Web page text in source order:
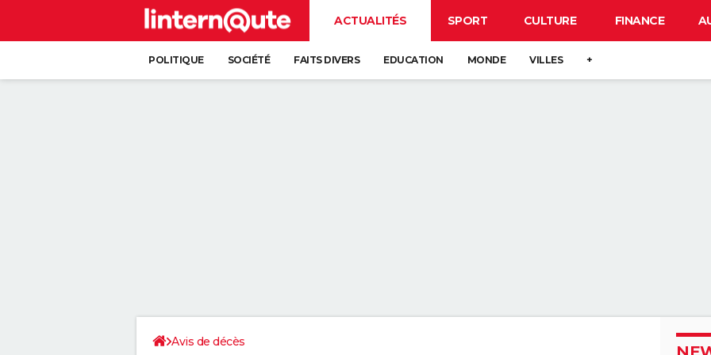
ACTUALITÉS SPORT CULTURE FINANCE
POLITIQUE SOCIÉTÉ FAITS DIVERS EDUCATION MONDE VILLES +
Avis de décès